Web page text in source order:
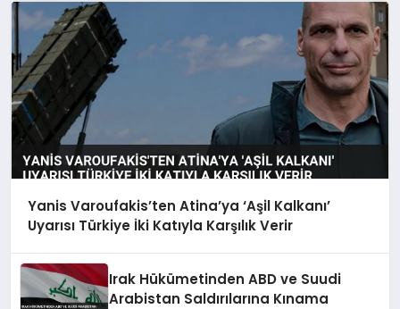
Yanis Varoufakis’ten Atina’ya ‘Aşil Kalkanı’
Uyarısı Türkiye İki Katıyla Karşılık Verir
Irak Hükümetinden ABD ve Suudi
Arabistan Saldırılarına Kınama